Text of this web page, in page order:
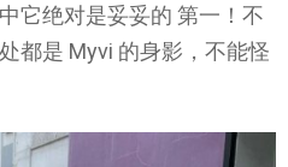
它绝对是妥妥的 第一！不
都是 Myvi 的身影，不能怪